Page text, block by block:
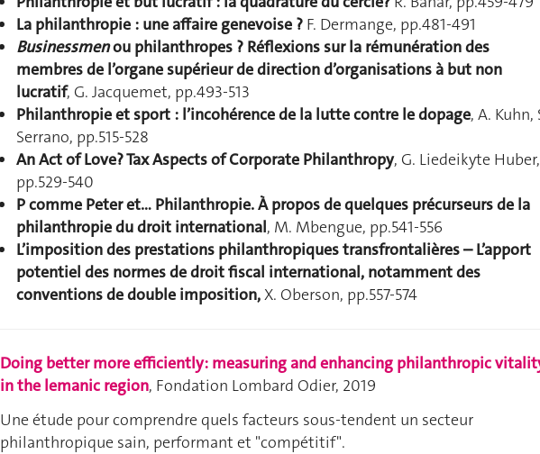
La philanthropie : une affaire genevoise ? F. Dermange, pp.481-491
Businessmenou philanthropes ? Réflexions sur la rémunération des
membres de l’organe supérieur de direction d’organisations à but non
lucratif, G. Jacquemet, pp.493-513
Philanthropie et sport : l’incohérence de la lutte contre le dopage, A. Kuhn,
Serrano, pp.515-528
An Act of Love? Tax Aspects of Corporate Philanthropy, G. Liedeikyte Huber,
pp.529-540
P comme Peter et… Philanthropie. À propos de quelques précurseurs de la
philanthropie du droit international, M. Mbengue, pp.541-556
L’imposition des prestations philanthropiques transfrontalières – L’apport
potentiel des normes de droit fiscal international, notamment des
conventions de double imposition,X. Oberson, pp.557-574
Doing better more efficiently: measuring and enhancing philanthropic
in the lemanic region, Fondation Lombard Odier, 2019
Une étude pour comprendre quels facteurs sous-tendent un secteur
philanthropique sain, performant et "compétitif".